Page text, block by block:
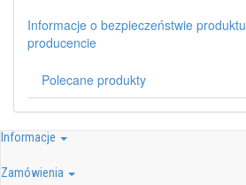
Informacje o bezpieczeństwie produktu
producencie
Polecane produkty
Informacje
Zamówienia